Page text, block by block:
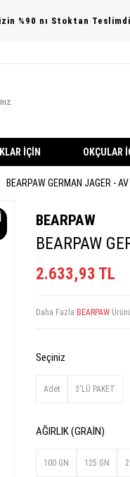
%90 nı Stoktan
İÇIN OKÇULAR
BEARPAW GERMAN JAGER - AV
BEARPAW
BEARPAW
2.633,93 TL
Daha Fazla BEARPAW
Seçiniz
Adet 3'LÜ PAKET
AĞIRLIK (GRAİN)
100 GN 125 GN